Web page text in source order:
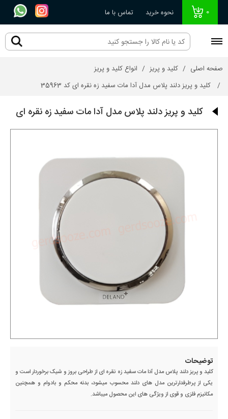
0 نحوه خرید تماس با ما
صفحه اصلی کلید و پریز
انواع کلید و پریز
کلید و پریز دلند پلاس مدل آدا مات سفید زه نقره ای کد 35963
کلید و پریز دلند پلاس مدل آدا مات سفید زه نقره ای
توضیحات
کلید و پریز دلند پلاس مدل آدا مات سفید زه نقره ای از طراحی بروز و شیک برخوردار است و
یکی از پرطرفدارترین مدل های دلند محسوب میشود، بدنه محکم و بادوام و همچنین
مکانیزم فلزی و قوی از ویژگی های این محصول میباشد.